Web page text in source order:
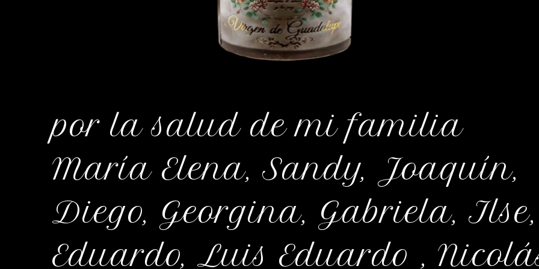
por la salud de mi familia
María Elena, Sandy, Joaquín,
Diego, Georgina, Gabriela, Ilse,
Eduardo, Luis Eduardo ,